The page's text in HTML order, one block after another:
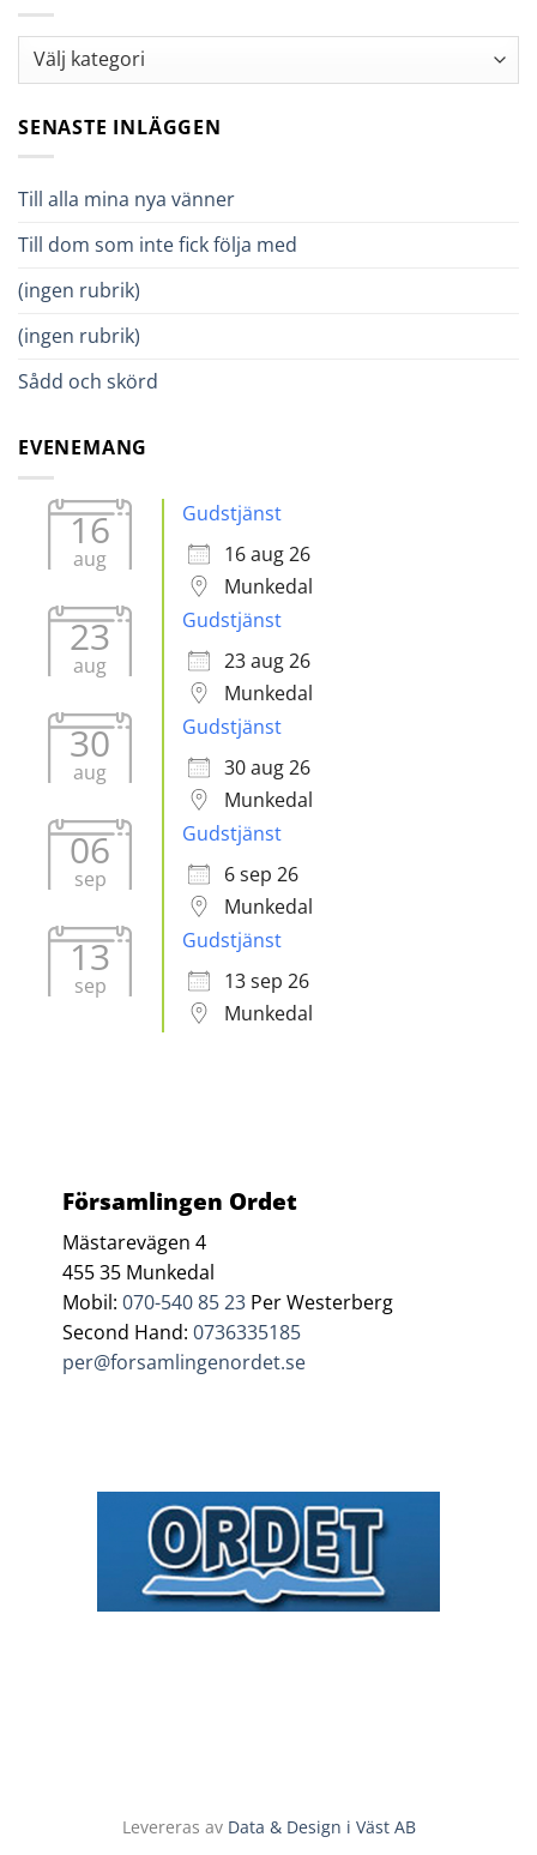
Kategorier
SENASTE INLÄGGEN
Till alla mina nya vänner
Till dom som inte fick följa med
(ingen rubrik)
(ingen rubrik)
Sådd och skörd
EVENEMANG
16
aug
Gudstjänst
16 aug 26
Munkedal
23
aug
Gudstjänst
23 aug 26
Munkedal
30
aug
Gudstjänst
30 aug 26
Munkedal
06
sep
Gudstjänst
6 sep 26
Munkedal
13
sep
Gudstjänst
13 sep 26
Munkedal
Församlingen Ordet
Mästarevägen 4
455 35 Munkedal
Mobil:070-540 85 23 Per Westerberg
Second Hand:0736335185
per@forsamlingenordet.se
Levereras av Data & Design i Väst AB